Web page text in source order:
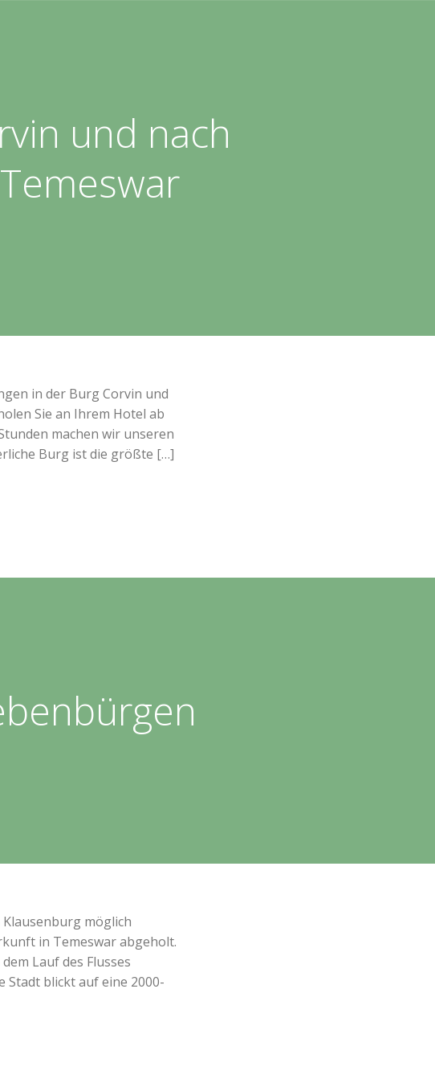
und nach
in der Burg Corvin und
Sie an Ihrem Hotel ab
machen wir unseren
Burg ist die größte […]
möglich
in Temeswar abgeholt.
Lauf des Flusses
Stadt blickt auf eine 2000-